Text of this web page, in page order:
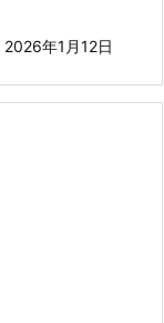
2026年1月12日